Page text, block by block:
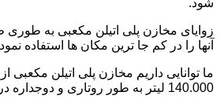
زوایای مخازن پلی اتیلن مکعبی به طوری
آنها را در کم جا ترین مکان ها استفاده
140.000 لیتر به طور روتاری و دوجداره در قالب های روش